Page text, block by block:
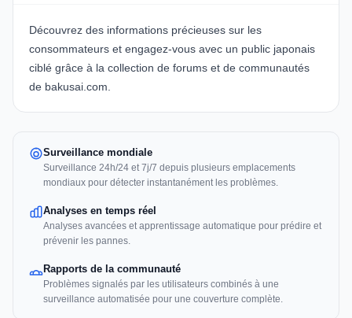
Découvrez des informations précieuses sur les
consommateurs et engagez-vous avec un public japonais
ciblé grâce à la collection de forums et de communautés
de bakusai.com.
Surveillance mondiale
Surveillance 24h/24 et 7j/7 depuis plusieurs emplacements
mondiaux pour détecter instantanément les problèmes.
Analyses en temps réel
Analyses avancées et apprentissage automatique pour prédire et
prévenir les pannes.
Rapports de la communauté
Problèmes signalés par les utilisateurs combinés à une
surveillance automatisée pour une couverture complète.